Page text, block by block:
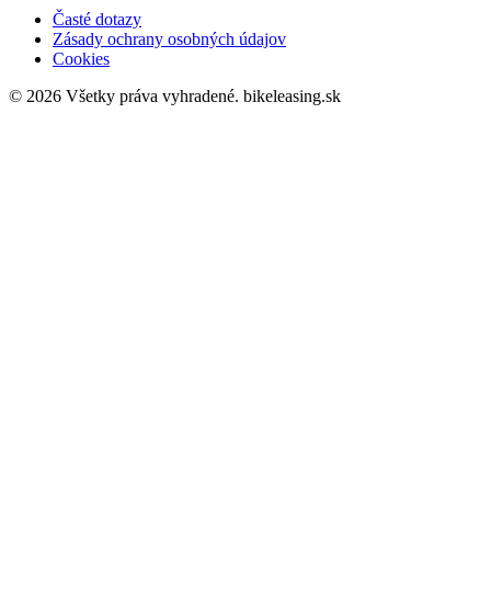
Časté dotazy
Zásady ochrany osobných údajov
Cookies
© 2026 Všetky práva vyhradené. bikeleasing.sk